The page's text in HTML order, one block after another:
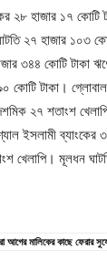
২৮ হাজার ১৭
২৭ হাজার ১০৩
৩৪৪ কোটি টাকা
কোটি টাকা।
২৭ শতাংশ
ইসলামী ব্যাংকের
খেলাপি। মূলধন
আগের মালিকের কাছে ফেরার